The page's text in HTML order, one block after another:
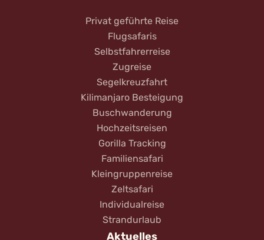
Privat geführte Reise
Flugsafaris
Selbstfahrerreise
Zugreise
Segelkreuzfahrt
Kilimanjaro Besteigung
Buschwanderung
Hochzeitsreisen
Gorilla Tracking
Familiensafari
Kleingruppenreise
Zeltsafari
Individualreise
Strandurlaub
Aktuelles